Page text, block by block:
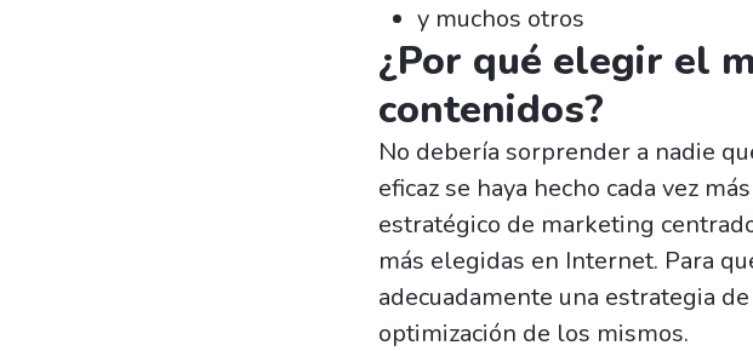
y muchos otros
¿Por qué elegir el
contenidos?
No debería sorprender a nadie
eficaz se haya hecho cada vez
estratégico de marketing
más elegidas en Internet. Para
adecuadamente una estrategia
optimización de los mismos.